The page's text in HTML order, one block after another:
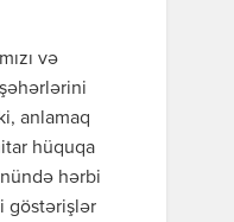
və
anlamaq
hüquqa
hərbi
göstərişlər